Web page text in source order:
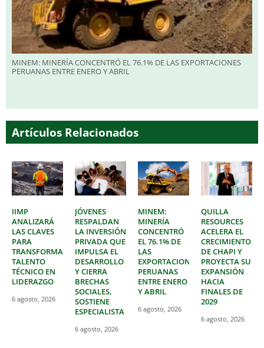
MINEM: MINERÍA CONCENTRÓ EL 76.1% DE LAS EXPORTACIONES
PERUANAS ENTRE ENERO Y ABRIL
Artículos Relacionados
IIMP
ANALIZARÁ
LAS CLAVES
PARA
TRANSFORMAR
TALENTO
TÉCNICO EN
LIDERAZGO
6 agosto, 2026
JÓVENES
RESPALDAN
LA INVERSIÓN
PRIVADA QUE
IMPULSA EL
DESARROLLO
Y CIERRA
BRECHAS
SOCIALES,
SOSTIENE
ESPECIALISTA
6 agosto, 2026
MINEM:
MINERÍA
CONCENTRÓ
EL 76.1% DE
LAS
EXPORTACIONES
PERUANAS
ENTRE ENERO
Y ABRIL
6 agosto, 2026
QUILLA
RESOURCES
ACELERA EL
CRECIMIENTO
DE CHAPI Y
PROYECTA SU
EXPANSIÓN
HACIA
FINALES DE
2029
6 agosto, 2026